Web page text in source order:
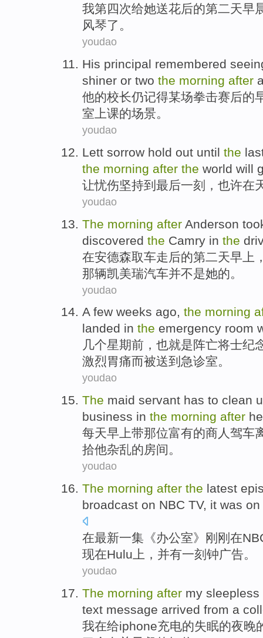
我第四次给她送花后的第二天早
风琴了。
youdao
His principal remembered
shiner or two the morning after
他的校长仍记得某场拳击赛后的
室上课的场景。
youdao
Lett sorrow hold out until the
the morning after the world will
让忧伤坚持到 最后一刻 ， 也许在
youdao
The morning after Anderson
discovered the Camry in the
在安德森取车走后的第二天早上
那辆凯美瑞汽车并不是她的。
youdao
A few weeks ago, the morning
landed in the emergency room
几个星期前 ， 也就是阵亡将士纪
激烈胃痛而被送到 急诊室。
youdao
The maid servant has to clean
business in the morning after he
每天早上带那位富有的商人 驾车
拾他杂乱的房间。
youdao
The morning after the latest
broadcast on NBC TV, it was on
在最新一集 《办公室》刚刚 在
现在Hulu 上，并有一刻钟广告。
youdao
The morning after my sleepless
text message arrived from a
我在给iphone充电的失眠的夜晚